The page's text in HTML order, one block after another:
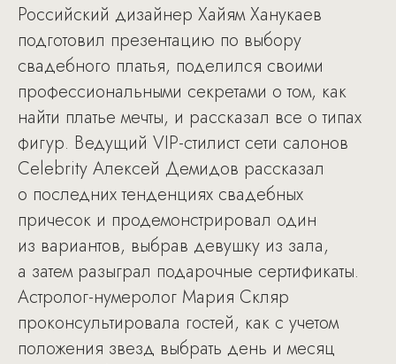
Российский дизайнер Хайям Ханукаев
подготовил презентацию по выбору
свадебного платья, поделился своими
профессиональными секретами о том, как
найти платье мечты, и рассказал все о типах
фигур. Ведущий VIP-стилист сети салонов
Celebrity Алексей Демидов рассказал
о последних тенденциях свадебных
причесок и продемонстрировал один
из вариантов, выбрав девушку из зала,
а затем разыграл подарочные сертификаты.
Астролог-нумеролог Мария Скляр
проконсультировала гостей, как c учетом
положения звезд выбрать день и месяц